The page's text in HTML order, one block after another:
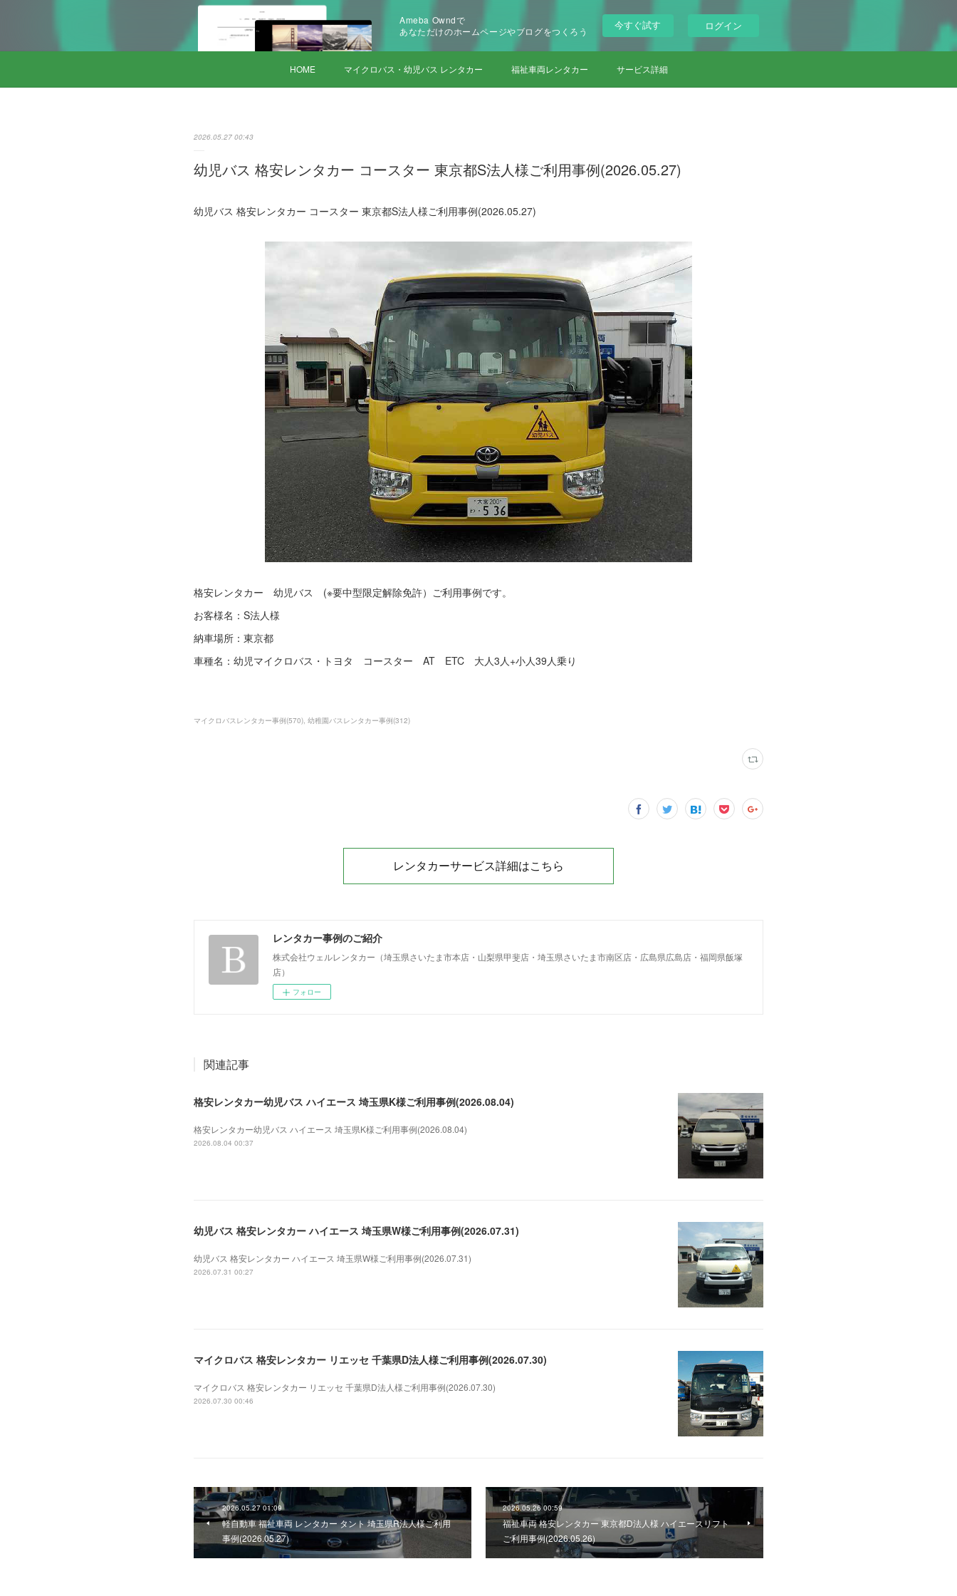
Ameba Owndで
あなただけのホームページやブログをつくろう
今すぐ試す ログイン
HOME マイクロバス・幼児バス レンタカー 福祉車両レンタカー サービス詳細
2026.05.27 00:43
幼児バス 格安レンタカー コースター 東京都S法人様ご利用事例(2026.05.27)
幼児バス 格安レンタカー コースター 東京都S法人様ご利用事例(2026.05.27)
格安レンタカー 幼児バス (※要中型限定解除免許）ご利用事例です。
お客様名：S法人様
納車場所：東京都
車種名：幼児マイクロバス・トヨタ コースター AT ETC 大人3人+小人39人乗り
マイクロバスレンタカー事例(570) 幼稚園バスレンタカー事例(312)
レンタカーサービス詳細はこちら
レンタカー事例のご紹介
株式会社ウェルレンタカー（埼玉県さいたま市本店・山梨県甲斐店・埼玉県さいたま市南区店・広島県広島店・福岡県飯塚
店）
フォロー
関連記事
格安レンタカー幼児バス ハイエース 埼玉県K様ご利用事例(2026.08.04)
格安レンタカー幼児バス ハイエース 埼玉県K様ご利用事例(2026.08.04)
2026.08.04 00:37
幼児バス 格安レンタカー ハイエース 埼玉県W様ご利用事例(2026.07.31)
幼児バス 格安レンタカー ハイエース 埼玉県W様ご利用事例(2026.07.31)
2026.07.31 00:27
マイクロバス 格安レンタカー リエッセ 千葉県D法人様ご利用事例(2026.07.30)
マイクロバス 格安レンタカー リエッセ 千葉県D法人様ご利用事例(2026.07.30)
2026.07.30 00:46
2026.05.27 01:09
軽自動車 福祉車両 レンタカー タント 埼玉県R法人様ご利用
事例(2026.05.27)
2026.05.26 00:59
福祉車両 格安レンタカー 東京都D法人様 ハイエースリフト
ご利用事例(2026.05.26)